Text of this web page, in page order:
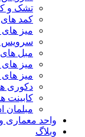
تشک و
کمد
میز های
سرویس
مبل
میز
میز های
دکوری
کابینت
مبلمان
واحد معماری
وبلاگ